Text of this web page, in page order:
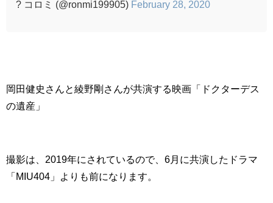
? コロミ (@ronmi199905) February 28, 2020
岡田健史さんと綾野剛さんが共演する映画「ドクターデス
の遺産」
撮影は、2019年にされているので、6月に共演したドラマ
「MIU404」よりも前になります。